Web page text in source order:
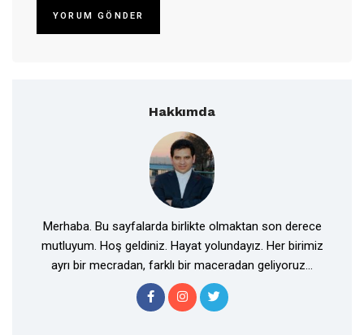
Hakkımda
Merhaba. Bu sayfalarda birlikte olmaktan son derece
mutluyum. Hoş geldiniz. Hayat yolundayız. Her birimiz
ayrı bir mecradan, farklı bir maceradan geliyoruz...